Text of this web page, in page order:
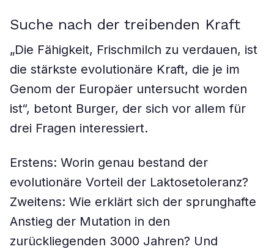
Suche nach der treibenden Kraft
„Die Fähigkeit, Frischmilch zu verdauen, ist
die stärkste evolutionäre Kraft, die je im
Genom der Europäer untersucht worden
ist“, betont Burger, der sich vor allem für
drei Fragen interessiert.
Erstens: Worin genau bestand der
evolutionäre Vorteil der Laktosetoleranz?
Zweitens: Wie erklärt sich der sprunghafte
Anstieg der Mutation in den
zurückliegenden 3000 Jahren? Und